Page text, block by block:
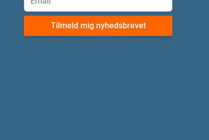
Tilmeld mig nyhedsbrevet